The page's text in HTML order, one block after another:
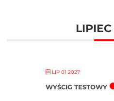
LIP 01 2027
WYŚCIG TESTOWY